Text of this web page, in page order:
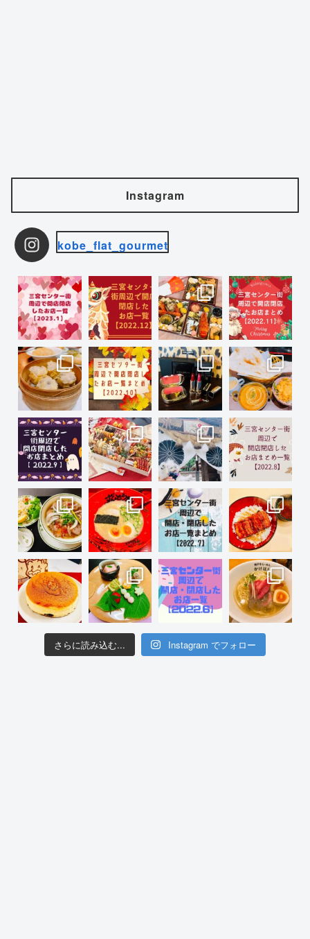
Instagram
kobe_flat_gourmet
さらに読み込む... Instagram でフォロー